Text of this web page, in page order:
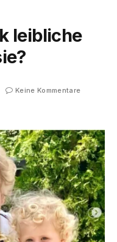
leibliche
Keine Kommentare